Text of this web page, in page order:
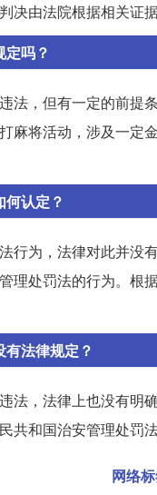
决由法院根据相关证
吗？
法，但有一定的前提
麻将活动，涉及一定
认定？
行为，法律对此并没
理处罚法的行为。根
法律规定？
法，法律上也没有明
共和国治安管理处罚
网络标